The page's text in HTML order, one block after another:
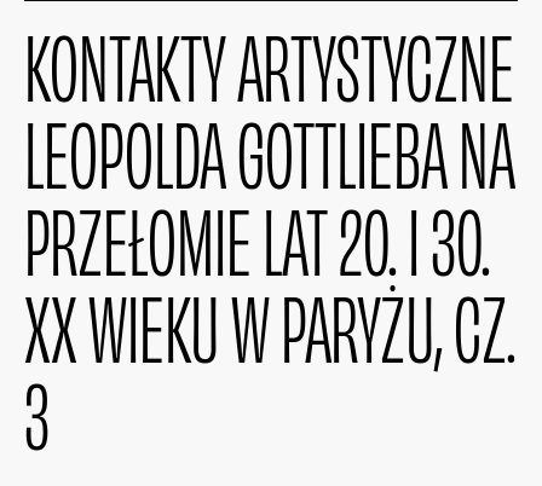
KONTAKTY ARTYSTYCZNE
LEOPOLDA GOTTLIEBA NA
PRZEŁOMIE LAT 20. I 30.
XX WIEKU W PARYŻU, CZ.
3